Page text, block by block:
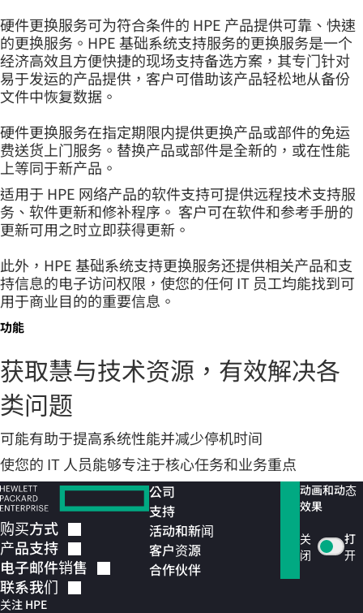
硬件更换服务可为符合条件的 HPE 产品提供可靠、快速
的更换服务。HPE 基础系统支持服务的更换服务是一个
经济高效且方便快捷的现场支持备选方案，其专门针对
易于发运的产品提供，客户可借助该产品轻松地从备份
文件中恢复数据。
硬件更换服务在指定期限内提供更换产品或部件的免运
费送货上门服务。替换产品或部件是全新的，或在性能
上等同于新产品。
适用于 HPE 网络产品的软件支持可提供远程技术支持服
务、软件更新和修补程序。 客户可在软件和参考手册的
更新可用之时立即获得更新。
此外，HPE 基础系统支持更换服务还提供相关产品和支
持信息的电子访问权限，使您的任何 IT 员工均能找到可
用于商业目的的重要信息。
功能
获取慧与技术资源，有效解决各
类问题
可能有助于提高系统性能并减少停机时间
使您的 IT 人员能够专注于核心任务和业务重点
购买方式
产品支持
电子邮件销售
联系我们
关注 HPE
公司
支持
活动和新闻
客户资源
合作伙伴
动画和动态
效果
关
闭
打
开